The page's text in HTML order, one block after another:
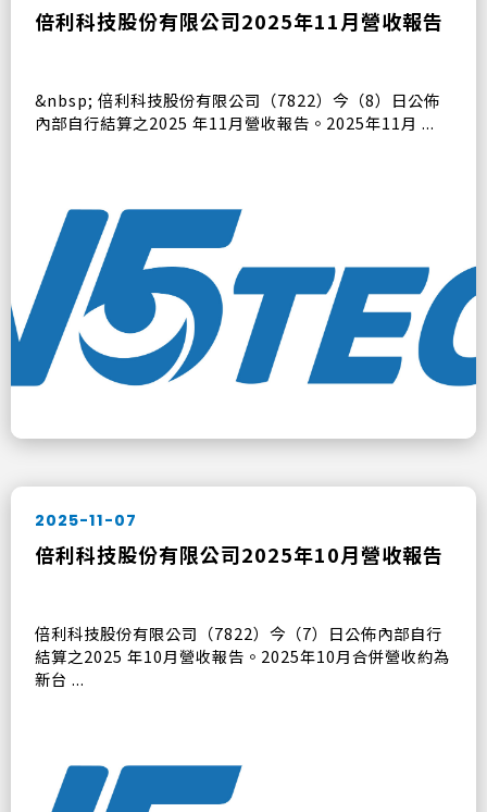
倍利科技股份有限公司2025年11月營收報告
&nbsp; 倍利科技股份有限公司（7822）今（8）日公佈
內部自行結算之2025 年11月營收報告。2025年11月 ...
2025-11-07
倍利科技股份有限公司2025年10月營收報告
倍利科技股份有限公司（7822）今（7）日公佈內部自行
結算之2025 年10月營收報告。2025年10月合併營收約為
新台 ...